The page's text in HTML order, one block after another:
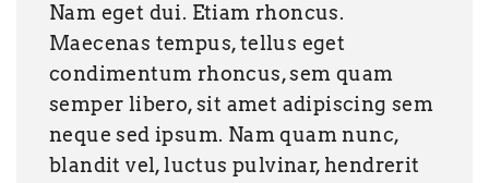
Nam eget dui. Etiam rhoncus.
Maecenas tempus, tellus eget
condimentum rhoncus, sem quam
semper libero, sit amet adipiscing sem
neque sed ipsum. Nam quam nunc,
blandit vel, luctus pulvinar, hendrerit